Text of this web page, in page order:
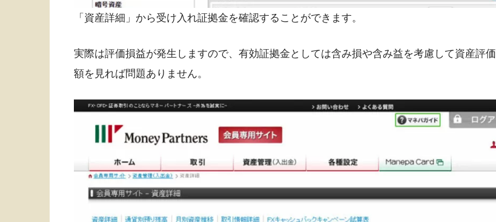
「資産詳細」から受け入れ証拠金を確認することができます。
実際は評価損益が発生しますので、有効証拠金としては含み損や含み益を考慮して資産評価
額を見れば問題ありません。